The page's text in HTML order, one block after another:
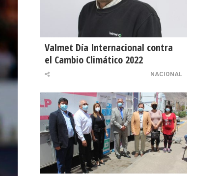
Valmet Día Internacional contra
el Cambio Climático 2022
NACIONAL